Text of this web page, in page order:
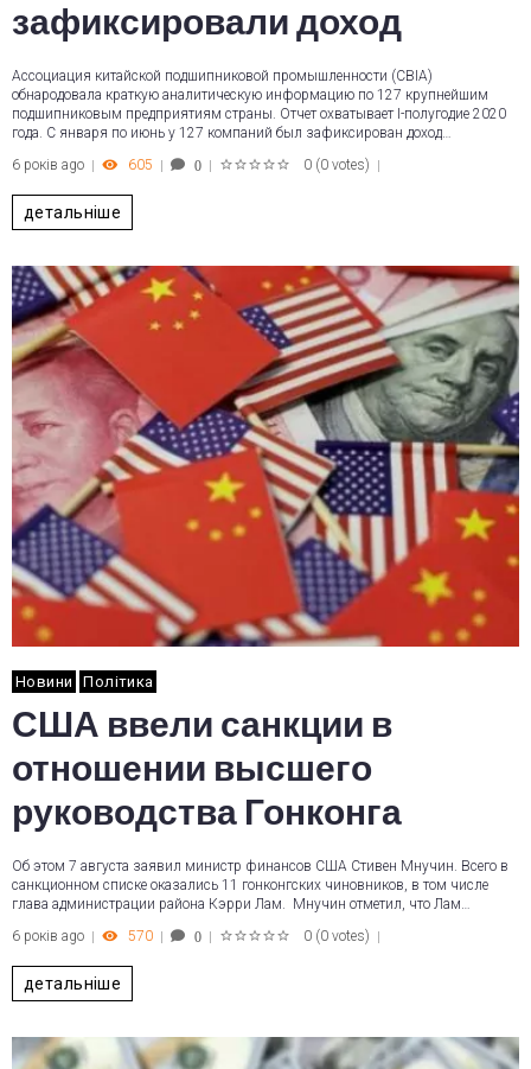
зафиксировали доход
Ассоциация китайской подшипниковой промышленности (CBIA)
обнародовала краткую аналитическую информацию по 127 крупнейшим
подшипниковым предприятиям страны. Отчет охватывает I-полугодие 2020
года. С января по июнь у 127 компаний был зафиксирован доход…
6 років ago
605 0 0 (0 votes)
детальніше
Новини Політика
США ввели санкции в
отношении высшего
руководства Гонконга
Об этом 7 августа заявил министр финансов США Стивен Мнучин. Всего в
санкционном списке оказались 11 гонконгских чиновников, в том числе
глава администрации района Кэрри Лам. Мнучин отметил, что Лам…
6 років ago
570 0 0 (0 votes)
детальніше